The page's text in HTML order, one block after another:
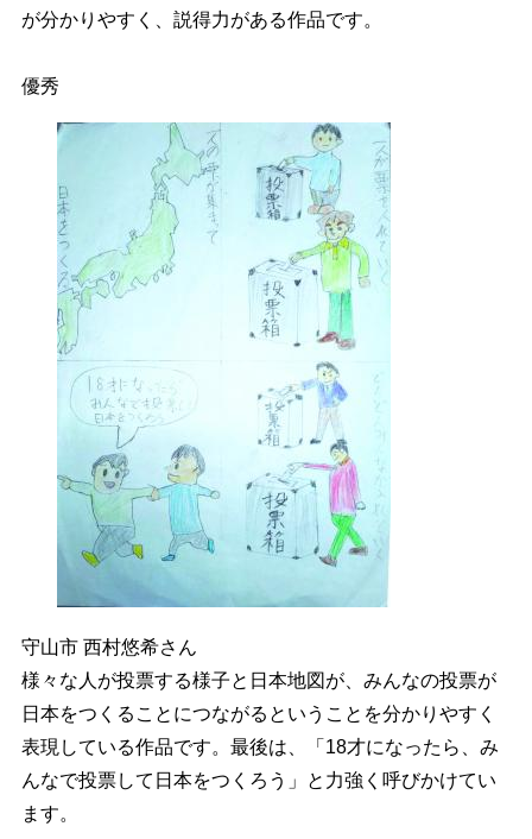
が分かりやすく、説得力がある作品です。
優秀
守山市 西村悠希さん
様々な人が投票する様子と日本地図が、みんなの投票が
日本をつくることにつながるということを分かりやすく
表現している作品です。 最後は、「18才になったら、み
んなで投票して日本をつくろう」と力強く呼びかけてい
ます。